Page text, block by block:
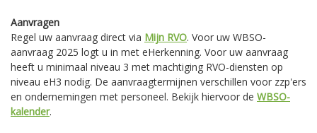
Aanvragen
Regel uw aanvraag direct via Mijn RVO. Voor uw WBSO-
aanvraag 2025 logt u in met eHerkenning. Voor uw aanvraag
heeft u minimaal niveau 3 met machtiging RVO-diensten op
niveau eH3 nodig. De aanvraagtermijnen verschillen voor zzp'ers
en ondernemingen met personeel. Bekijk hiervoor de WBSO-
kalender.